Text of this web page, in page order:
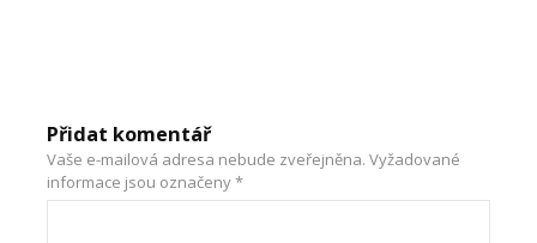
Přidat komentář
Vaše e-mailová adresa nebude zveřejněna. Vyžadované
informace jsou označeny*